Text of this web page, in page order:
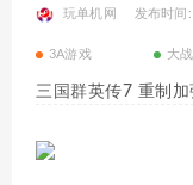
玩单机网 发布时间
3A游戏 大
三国群英传7 重制加